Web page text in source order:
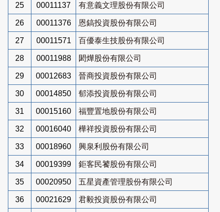
25 00011137 有意義文理股份有限公司
26 00011376 恩鎬投資股份有限公司
27 00011571 百優泰生技股份有限公司
28 00011988 閎燁股份有限公司
29 00012683 晉商投資股份有限公司
30 00014850 郁添投資股份有限公司
31 00015160 福豐置地股份有限公司
32 00016040 樺祥投資股份有限公司
33 00018960 興泉利股份有限公司
34 00019399 鉅客民饕股份有限公司
35 00020950 五星資產管理股份有限公司
36 00021629 君毅投資股份有限公司